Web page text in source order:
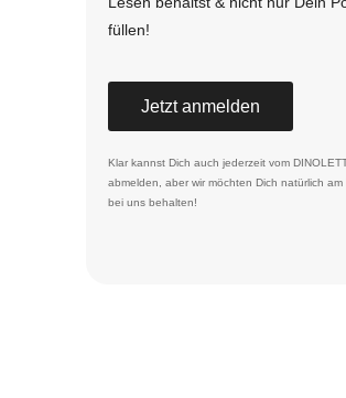
füllen!
Jetzt anmelden
Klar kannst Dich auch jederzeit vom
abmelden, aber wir möchten Dich natürlich am
bei uns behalten!